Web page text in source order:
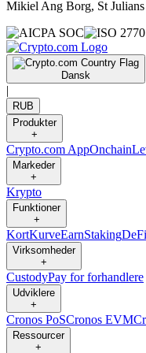
Mikiel Ang Borg, St
Dansk
|
RUB
Produkter
+
Crypto.com AppOnchain
Markeder
+
Krypto
Funktioner
+
KortKurveEarnStaking
Virksomheder
+
CustodyPay for forhandlere
Udviklere
+
Cronos PoSCronos EVM
Ressourcer
+